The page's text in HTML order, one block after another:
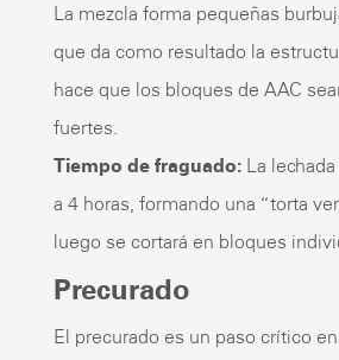
La mezcla forma pequeñas
que da como resultado la
hace que los bloques de AAC
fuertes.
Tiempo de fraguado: La
a 4 horas, formando una “torta
luego se cortará en bloques
Precurado
El precurado es un paso crítico